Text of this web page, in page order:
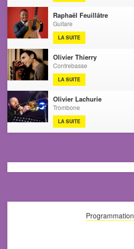
Raphaël Feuillâtre
Guitare
LA SUITE
Olivier Thierry
Contrebasse
LA SUITE
Olivier Lachurie
Trombone
LA SUITE
Programmation